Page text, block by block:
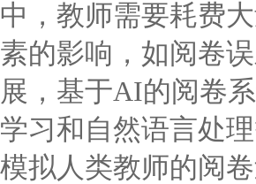
中，教师需要耗费
素的影响，如阅卷
展，基于AI的阅卷
学习和自然语言处
模拟人类教师的阅卷